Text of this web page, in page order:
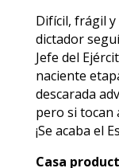
Difícil, frágil
dictador
Jefe del
naciente
descarada
pero si tocan
¡Se acaba el
Casa